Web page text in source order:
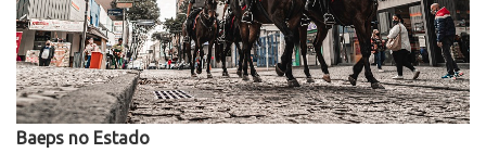
Baeps no Estado